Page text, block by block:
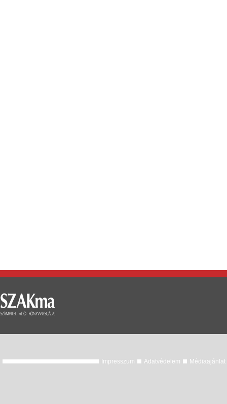
Impresszum Adatvédelem Médiaajánlat